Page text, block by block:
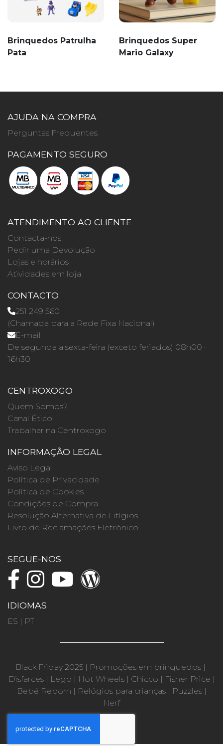
Brinquedos Patrulha
Pata
Brinquedos Super
Mario Galaxy
AJUDA NA COMPRA
Perguntas Frequentes
PAGAMENTO SEGURO
ATENDIMENTO AO CLIENTE
Contacta-nos
Pedir uma Devolução
Lojas e horários
Atividades em loja
CONTACTO
251 249 560
(Chamada para a Rede Fixa Nacional)
E-mail
De segunda a sexta-feira (exceto feriados) 08h00 ·
16h30
CENTROXOGO
Quem Somos?
Canal Ético
Trabalhar na Centroxogo
INFORMAÇÃO LEGAL
Aviso Legal
Política de Privacidade
Política de Cookies
Condições de Compra
Resolução Alternativa de Litígios
Livro de Reclamações Eletrónico
SEGUE-NOS
IDIOMAS
ES | PT
Black Friday 2025 | Promoções em brinquedos |
Disfarces| Lego | Hot Wheels| Chicco | Fisher Price |
Bebé Reborn | Relógios para crianças| Puzzles|
Nerf